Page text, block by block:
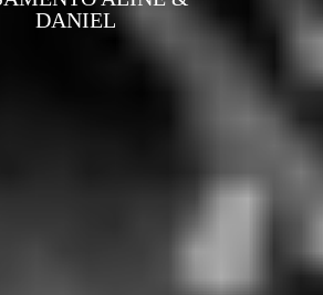
DANIEL